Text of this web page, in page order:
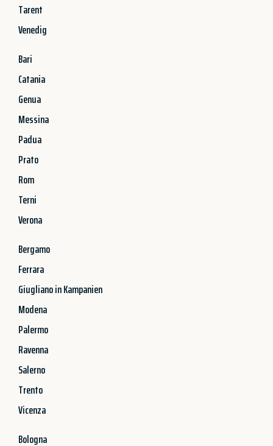
Tarent
Venedig
Bari
Catania
Genua
Messina
Padua
Prato
Rom
Terni
Verona
Bergamo
Ferrara
Giugliano in Kampanien
Modena
Palermo
Ravenna
Salerno
Trento
Vicenza
Bologna